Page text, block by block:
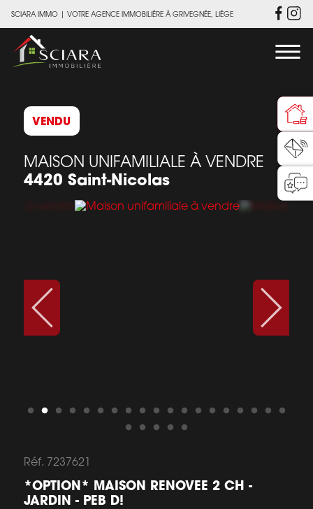
SCIARA IMMO | VOTRE AGENCE IMMOBILIÈRE À GRIVEGNÉE, LIÈGE
VENDU
MAISON UNIFAMILIALE À VENDRE
4420 Saint-Nicolas
Réf. 7237621
*OPTION* MAISON RENOVEE 2 CH -
JARDIN - PEB D!